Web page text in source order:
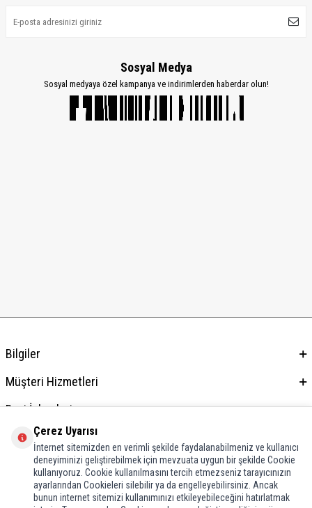
Sosyal Medya
Sosyal medyaya özel kampanya ve indirimlerden haberdar olun!
Bilgiler
Müşteri Hizmetleri
Bayi İşlemleri
Adres & İletişim
Çerez Uyarısı
İnternet sitemizden en verimli şekilde faydalanabilmeniz ve kullanıcı
deneyiminizi geliştirebilmek için mevzuata uygun bir şekilde Cookie
kullanıyoruz. Cookie kullanılmasını tercih etmezseniz tarayıcınızın
ayarlarından Cookieleri silebilir ya da engelleyebilirsiniz. Ancak
bunun internet sitemizi kullanımınızı etkileyebileceğini hatırlatmak